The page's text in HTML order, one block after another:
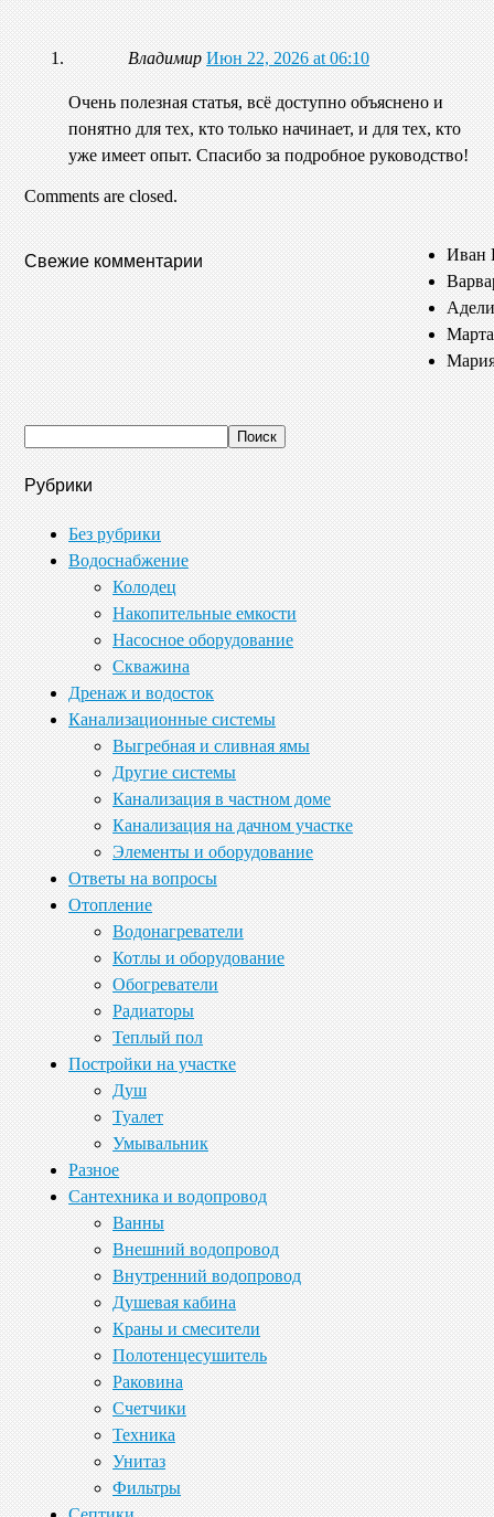
Владимир Июн 22, 2026 at 06:10
Очень полезная статья, всё доступно объяснено и
понятно для тех, кто только начинает, и для тех, кто
уже имеет опыт. Спасибо за подробное руководство!
Comments are closed.
Свежие комментарии
Иван
Марта
Рубрики
Без рубрики
Водоснабжение
Колодец
Накопительные емкости
Насосное оборудование
Скважина
Дренаж и водосток
Канализационные системы
Выгребная и сливная ямы
Другие системы
Канализация в частном доме
Канализация на дачном участке
Элементы и оборудование
Ответы на вопросы
Отопление
Водонагреватели
Котлы и оборудование
Обогреватели
Радиаторы
Теплый пол
Постройки на участке
Душ
Туалет
Умывальник
Разное
Сантехника и водопровод
Ванны
Внешний водопровод
Внутренний водопровод
Душевая кабина
Краны и смесители
Полотенцесушитель
Раковина
Счетчики
Техника
Унитаз
Фильтры